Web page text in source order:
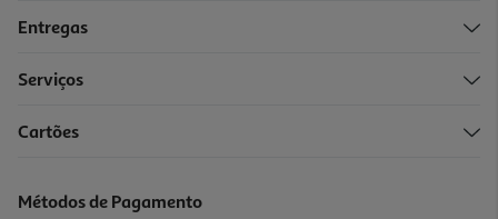
Entregas
Serviços
Cartões
Métodos de Pagamento